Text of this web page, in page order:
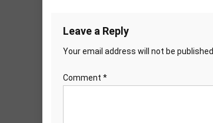
Leave a Reply
Your email address will not be published.
Comment *